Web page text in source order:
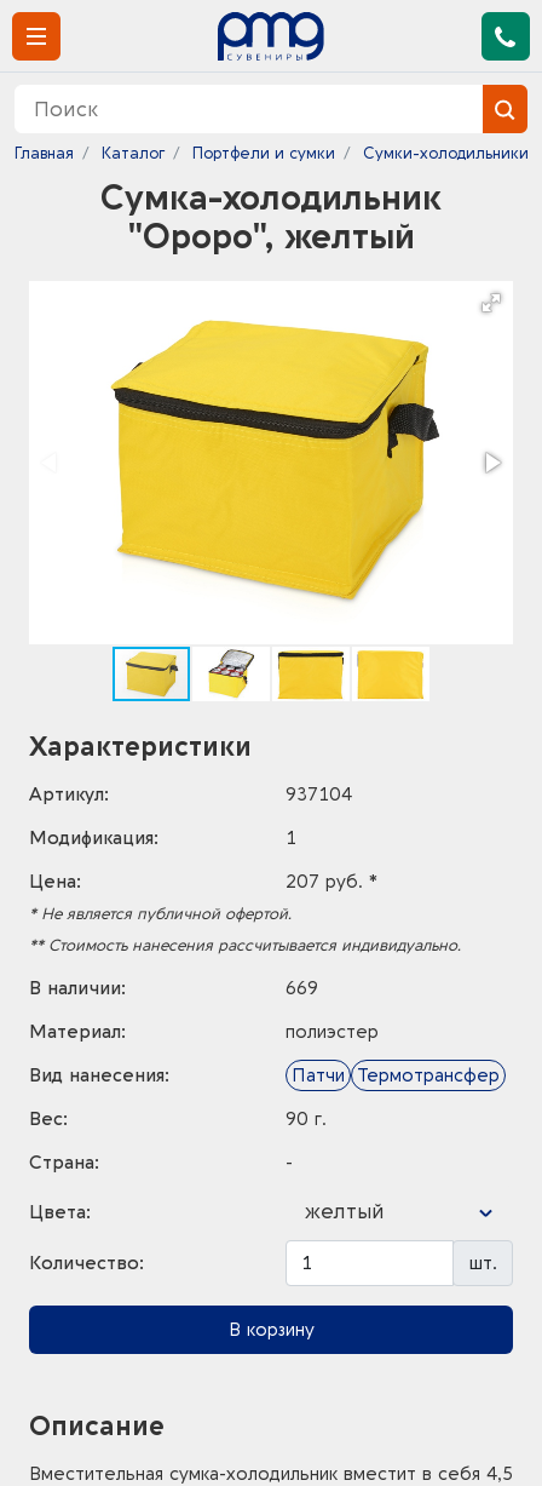
Главная Каталог Портфели и сумки Сумки-холодильники
Сумка-холодильник
"Ороро", желтый
Характеристики
Артикул:
937104
Модификация:
1
Цена:
207 руб. *
* Не является публичной офертой.
** Стоимость нанесения рассчитывается индивидуально.
В наличии:
669
Материал:
полиэстер
Вид нанесения:
Патчи
Термотрансфер
Вес:
90 г.
Страна:
-
Цвета: желтый
Количество: шт.
В корзину
Описание
Вместительная сумка-холодильник вместит в себя 4,5